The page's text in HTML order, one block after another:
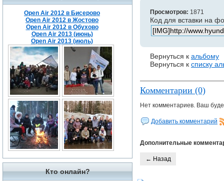
Open Air 2012 в Бисерово
Open Air 2012 в Жостово
Open Air 2012 в Обухово
Open Air 2013 (июнь)
Open Air 2013 (июль)
Кто онлайн?
Просмотров: 1871
Код для вставки на
Вернуться к альбому
Вернуться к списку
Комментарии (0)
Нет комментариев. Ваш
Добавить комментарий
Дополнительные
← Назад